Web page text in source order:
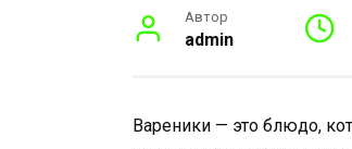
Автор
admin
Вареники — это блюдо,